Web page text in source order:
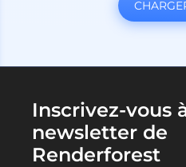
Inscrivez-vous
newsletter de
Renderforest